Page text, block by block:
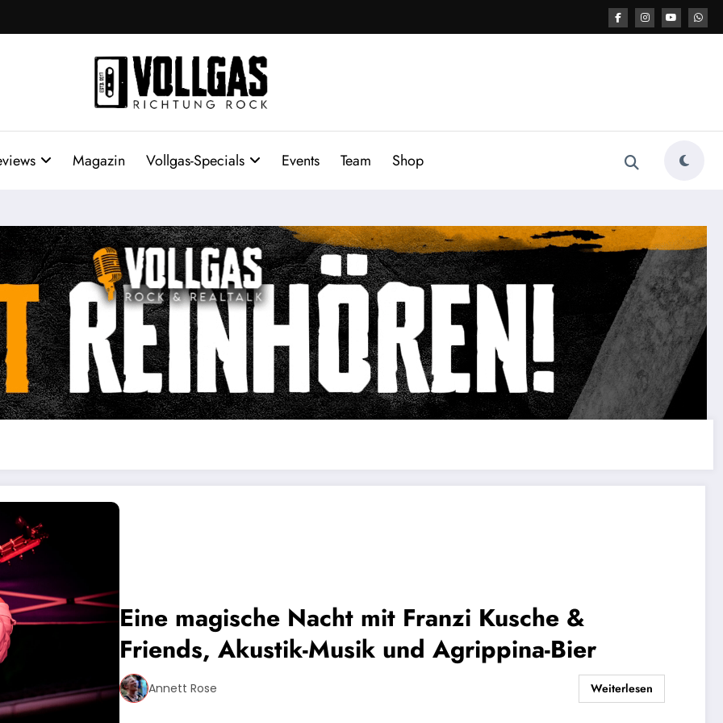
Magazin Vollgas-Specials Events Team Shop
Eine magische Nacht mit Franzi Kusche &
Friends, Akustik-Musik und Agrippina-Bier
Annett Rose Weiterlesen